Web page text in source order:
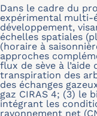
Dans le cadre du
expérimental multi-
développement,
échelles spatiales
(horaire à
approches
flux de sève à
transpiration des
des échanges
gaz CIRAS 4; (3) le
intégrant les
rayonnement net